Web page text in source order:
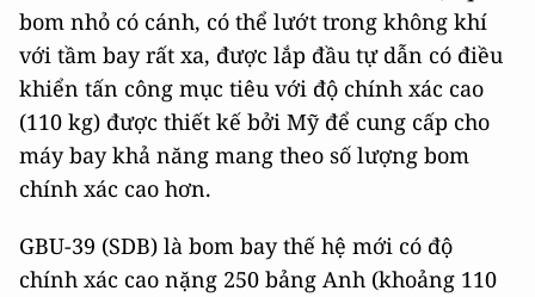
bom nhỏ có cánh, có thể lướt trong không khí
với tầm bay rất xa, được lắp đầu tự dẫn có điều
khiển tấn công mục tiêu với độ chính xác cao
(110 kg) được thiết kế bởi Mỹ để cung cấp cho
máy bay khả năng mang theo số lượng bom
chính xác cao hơn.
GBU-39 (SDB) là bom bay thế hệ mới có độ
chính xác cao nặng 250 bảng Anh (khoảng 110